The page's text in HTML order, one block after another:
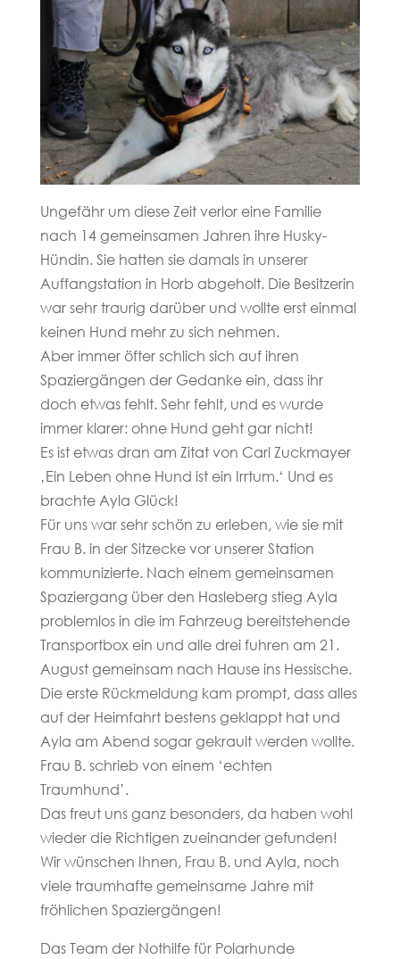
Ungefähr um diese Zeit verlor eine Familie
nach 14 gemeinsamen Jahren ihre Husky-
Hündin. Sie hatten sie damals in unserer
Auffangstation in Horb abgeholt. Die Besitzerin
war sehr traurig darüber und wollte erst einmal
keinen Hund mehr zu sich nehmen.
Aber immer öfter schlich sich auf ihren
Spaziergängen der Gedanke ein, dass ihr
doch etwas fehlt. Sehr fehlt, und es wurde
immer klarer: ohne Hund geht gar nicht!
Es ist etwas dran am Zitat von Carl Zuckmayer
‚Ein Leben ohne Hund ist ein Irrtum.‘ Und es
brachte Ayla Glück!
Für uns war sehr schön zu erleben, wie sie mit
Frau B. in der Sitzecke vor unserer Station
kommunizierte. Nach einem gemeinsamen
Spaziergang über den Hasleberg stieg Ayla
problemlos in die im Fahrzeug bereitstehende
Transportbox ein und alle drei fuhren am 21.
August gemeinsam nach Hause ins Hessische.
Die erste Rückmeldung kam prompt, dass alles
auf der Heimfahrt bestens geklappt hat und
Ayla am Abend sogar gekrault werden wollte.
Frau B. schrieb von einem ‘echten
Traumhund’.
Das freut uns ganz besonders, da haben wohl
wieder die Richtigen zueinander gefunden!
Wir wünschen Ihnen, Frau B. und Ayla, noch
viele traumhafte gemeinsame Jahre mit
fröhlichen Spaziergängen!
Das Team der Nothilfe für Polarhunde